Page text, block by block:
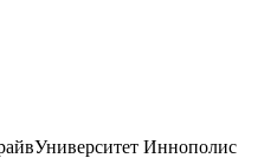
Университет Иннополис